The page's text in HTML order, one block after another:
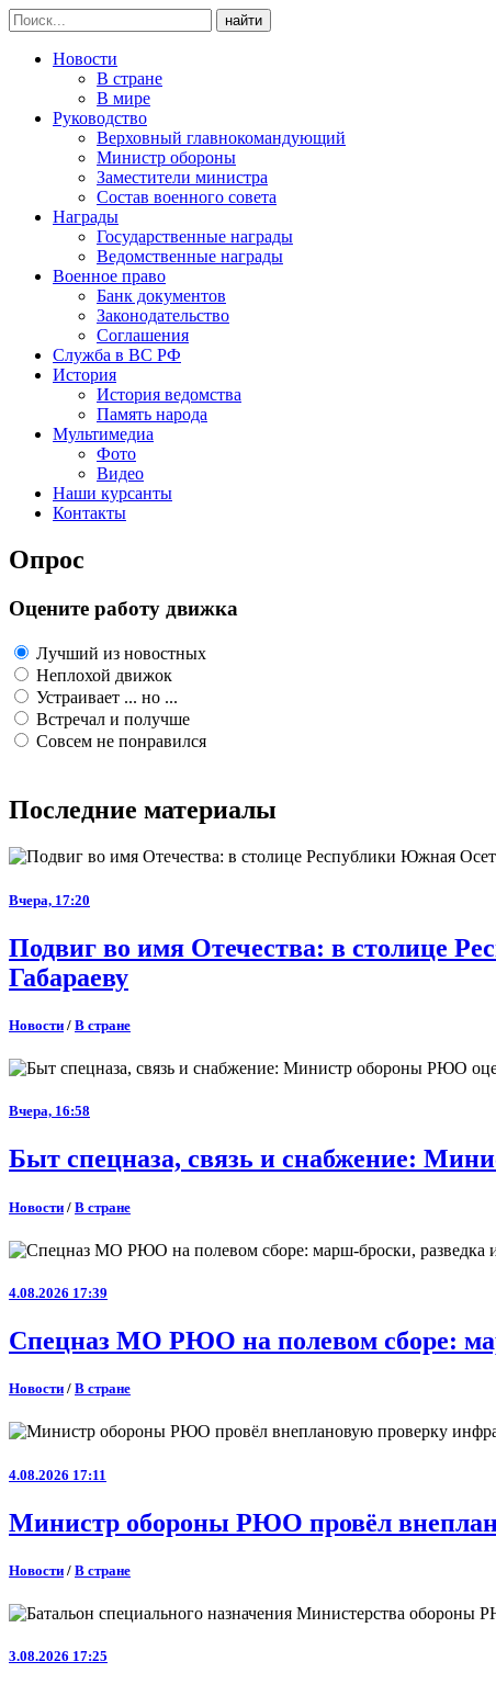
найти
Новости
В стране
В мире
Руководство
Верховный главнокомандующий
Министр обороны
Заместители министра
Состав военного совета
Награды
Государственные награды
Ведомственные награды
Военное право
Банк документов
Законодательство
Соглашения
Служба в ВС РФ
История
История ведомства
Память народа
Мультимедиа
Фото
Видео
Наши курсанты
Контакты
Опрос
Оцените работу движка
Лучший из новостных
Неплохой движок
Устраивает ... но ...
Встречал и получше
Совсем не понравился
Последние материалы
Вчера, 17:20
Подвиг во имя Отечества: в столице
Габараеву
Новости / В стране
Вчера, 16:58
Быт спецназа, связь и снабжение:
Новости / В стране
4.08.2026 17:39
Спецназ МО РЮО на полевом сборе:
Новости / В стране
4.08.2026 17:11
Министр обороны РЮО провёл
Новости / В стране
3.08.2026 17:25